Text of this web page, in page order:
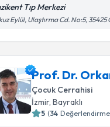
Tıp Merkezi
Eylül, Ulaştırma Cd. No:5,
Prof. Dr.
Çocuk Cerrahisi
İzmir, Bayraklı
5 (34